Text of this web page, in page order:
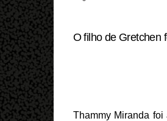
O filho de Gretchen
Thammy Miranda